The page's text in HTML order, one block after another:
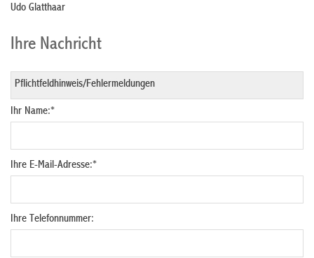
Udo Glatthaar
Ihre Nachricht
Ihr Name:*
Ihre E-Mail-Adresse:*
Ihre Telefonnummer: